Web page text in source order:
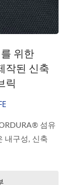
위한
작된 신축
릭
섬유
내구성, 신축